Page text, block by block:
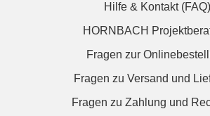
Hilfe & Kontakt (FAQ)
HORNBACH
Fragen zur
Fragen zu Versand und
Fragen zu Zahlung und